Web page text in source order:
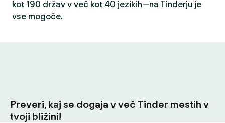
kot 190 držav v več kot 40 jezikih—na Tinderju je
vse mogoče.
Preveri, kaj se dogaja v več Tinder mestih v
tvoji bližini!